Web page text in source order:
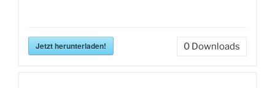
Jetzt herunterladen! 0 Downloads